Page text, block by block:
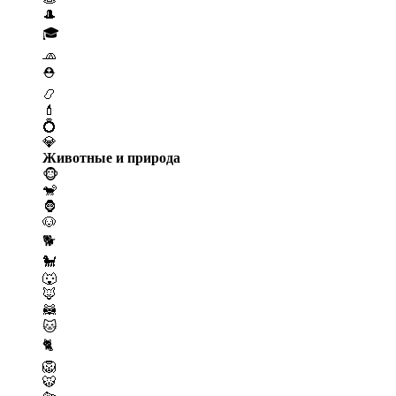
🎩
🎓
🧢
⛑️
📿
💄
💍
💎
Животные и природа
🐵
🐒
🦍
🐶
🐕
🐩
🐺
🦊
🦝
🐱
🐈
🦁
🐯